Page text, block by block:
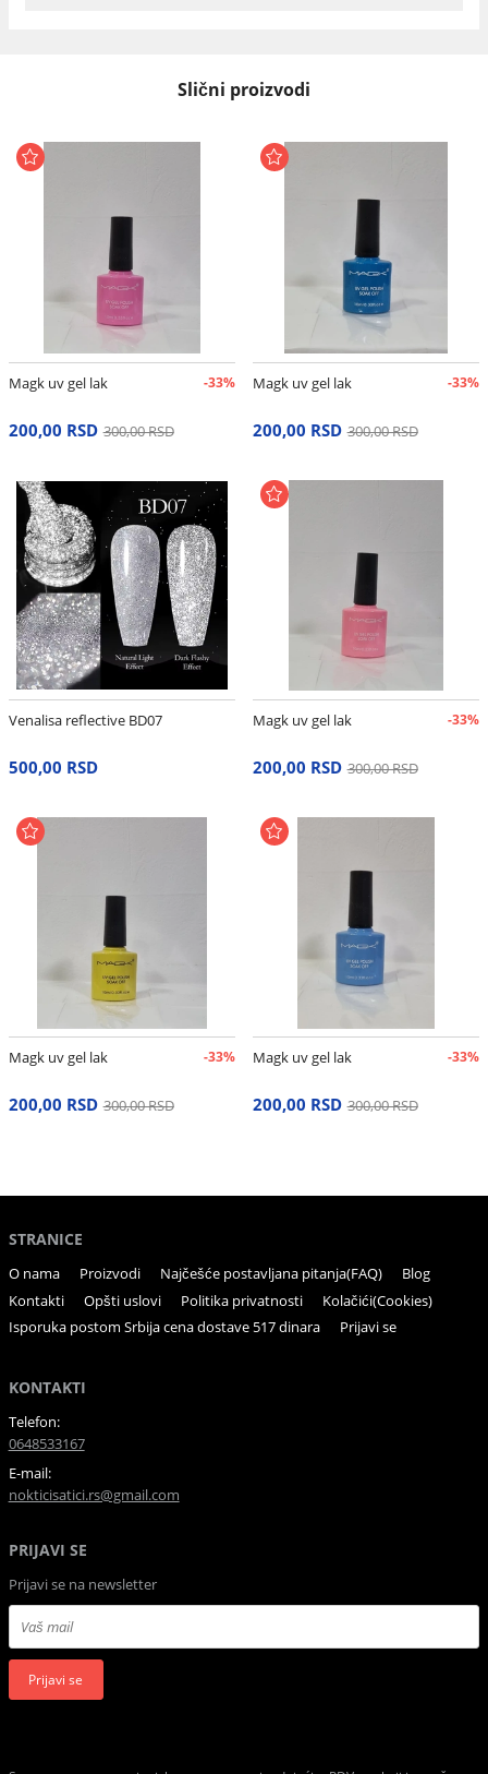
Slični proizvodi
Magk uv gel lak -33%
200,00 RSD 300,00 RSD
Magk uv gel lak -33%
200,00 RSD 300,00 RSD
Venalisa reflective BD07
500,00 RSD
Magk uv gel lak -33%
200,00 RSD 300,00 RSD
Magk uv gel lak -33%
200,00 RSD 300,00 RSD
Magk uv gel lak -33%
200,00 RSD 300,00 RSD
STRANICE
O nama Proizvodi Najčešće postavljana pitanja(FAQ)
Blog
Kontakti
Opšti uslovi Politika privatnosti
Kolačići(Cookies)
Isporuka postom Srbija cena dostave 517 dinara
Prijavi se
KONTAKTI
Telefon:
0648533167
E-mail:
nokticisatici.rs@gmail.com
PRIJAVI SE
Prijavi se na newsletter
Prijavi se